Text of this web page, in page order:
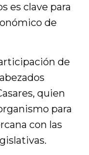
es clave para
de
de
, quien
para
con las